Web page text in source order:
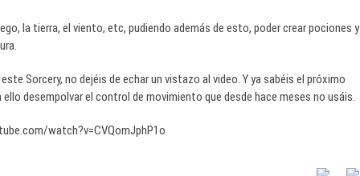
la tierra, el viento, etc, pudiendo además de esto, poder crear pociones y
Sorcery, no dejéis de echar un vistazo al video. Y ya sabéis el próximo
desempolvar el control de movimiento que desde hace meses no usáis.
watch?v=CVQomJphP1o